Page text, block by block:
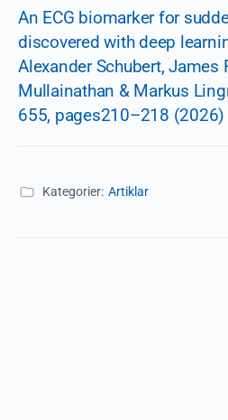
An ECG biomarker for
discovered with deep
Alexander Schubert, James
Mullainathan & Markus
655, pages210–218 (2026)
Kategorier: Artiklar